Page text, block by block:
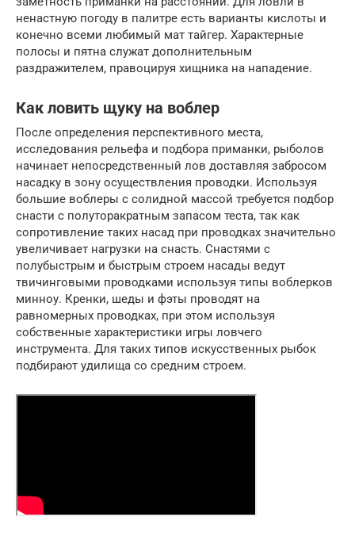
ненастную погоду в палитре есть варианты кислоты и
конечно всеми любимый мат тайгер. Характерные
полосы и пятна служат дополнительным
раздражителем, правоцируя хищника на нападение.
Как ловить щуку на воблер
После определения перспективного места,
исследования рельефа и подбора приманки, рыболов
начинает непосредственный лов доставляя забросом
насадку в зону осуществления проводки. Используя
большие воблеры с солидной массой требуется подбор
снасти с полуторакратным запасом теста, так как
сопротивление таких насад при проводках значительно
увеличивает нагрузки на снасть. Снастями с
полубыстрым и быстрым строем насады ведут
твичинговыми проводками используя типы воблерков
минноу. Кренки, шеды и фэты проводят на
равномерных проводках, при этом используя
собственные характеристики игры ловчего
инструмента. Для таких типов искусственных рыбок
подбирают удилища со средним строем.